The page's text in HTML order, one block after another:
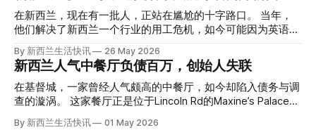
上。 死者是亚洲面孔的老年女性，头部、脸、胳膊都有钝器
伤，当时身穿一件“娟燕牌”内衣和黑色长裤。 她是谁？没有人
Operation Parade的案子，开始调查。 米袋泄露秘密 破案的
关键，是两个米袋。这两个塑料米袋里装着用来压住尸体的花
园石头。 每个米袋上都有序列号。 警察一家家查，发现这批
米是在奥克兰北岸一家超市卖的。
Williams医生达到了崩溃的边缘。 患者人数激增、医疗人员短
缺、医疗事故诉讼的威胁，以及对患者无力支付医疗费用的忧
（PTSD）。他的其中一位同事甚至因自杀身亡。 他并不想放
弃从医，但他不想再在美国行医了。 于是，他与38岁的妻子
Ellen Williams开始在欧洲寻找更好的选择。 就在那时，他收
到了一封来自新西兰医疗招聘人员的信。 “虽然跑到那个‘与世
义。”现年39岁的加州人Brandon说道。 2024年11月，这家人
在新西兰，现在有一批人，正站在尴尬的十字路口。 当年，
他们解决了新西兰一个行业的用工危机，如今可能因为英语考
试，不得不在几年内离开这个国家。 一位移民的无奈感叹：
“如果我们真能考到那个分数，就不会来开公交车了。” 因为英
语，他们一直无法上岸 来自菲律宾的Ryan De Guzman，就是
这批人中的一员。 2023年，当他看到新西兰招聘海外公交司
机的信息时，几乎没有犹豫就提交了申请。 “我听说这里气候
年3月抵达奥克兰。 当时心里盘算着：努力工作两年，申请居
By 新西兰生活快讯 26 May 2026
新西兰人气中餐厅负债百万，创始人失联
在基督城，一家曾经人气颇高的中餐厅，如今却陷入债务与调
查的漩涡。 这家餐厅正是位于Lincoln Rd的Maxine’s Palace。
其背后的公司已进入清算程序，债务总额接近100万纽币，而
引人关注的是——清算人目前无法联系到创始人本人。 今年3
By 新西兰生活快讯 01 May 2026